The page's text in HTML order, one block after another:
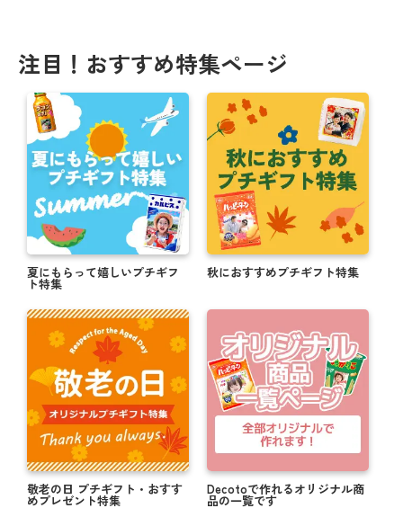
注目！おすすめ特集ページ
夏にもらって嬉しいプチギフ
ト特集
秋におすすめプチギフト特集
敬老の日 プチギフト・おすす
めプレゼント特集
Decotoで作れるオリジナル商
品の一覧です